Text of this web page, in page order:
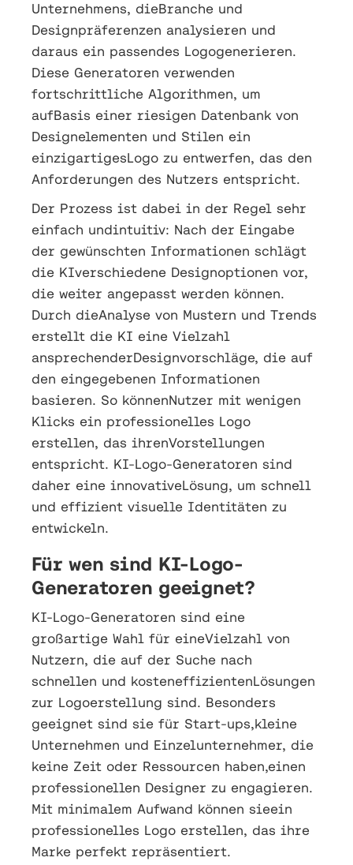
Unternehmens, dieBranche und
Designpräferenzen analysieren und
daraus ein passendes Logogenerieren.
Diese Generatoren verwenden
fortschrittliche Algorithmen, um
aufBasis einer riesigen Datenbank von
Designelementen und Stilen ein
einzigartigesLogo zu entwerfen, das den
Anforderungen des Nutzers entspricht.
Der Prozess ist dabei in der Regel sehr
einfach undintuitiv: Nach der Eingabe
der gewünschten Informationen schlägt
die KIverschiedene Designoptionen vor,
die weiter angepasst werden können.
Durch dieAnalyse von Mustern und Trends
erstellt die KI eine Vielzahl
ansprechenderDesignvorschläge, die auf
den eingegebenen Informationen
basieren. So könnenNutzer mit wenigen
Klicks ein professionelles Logo
erstellen, das ihrenVorstellungen
entspricht. KI-Logo-Generatoren sind
daher eine innovativeLösung, um schnell
und effizient visuelle Identitäten zu
entwickeln.
Für wen sind KI-Logo-
Generatoren geeignet?
KI-Logo-Generatoren sind eine
großartige Wahl für eineVielzahl von
Nutzern, die auf der Suche nach
schnellen und kosteneffizientenLösungen
zur Logoerstellung sind. Besonders
geeignet sind sie für Start-ups,kleine
Unternehmen und Einzelunternehmer, die
keine Zeit oder Ressourcen haben,einen
professionellen Designer zu engagieren.
Mit minimalem Aufwand können sieein
professionelles Logo erstellen, das ihre
Marke perfekt repräsentiert.